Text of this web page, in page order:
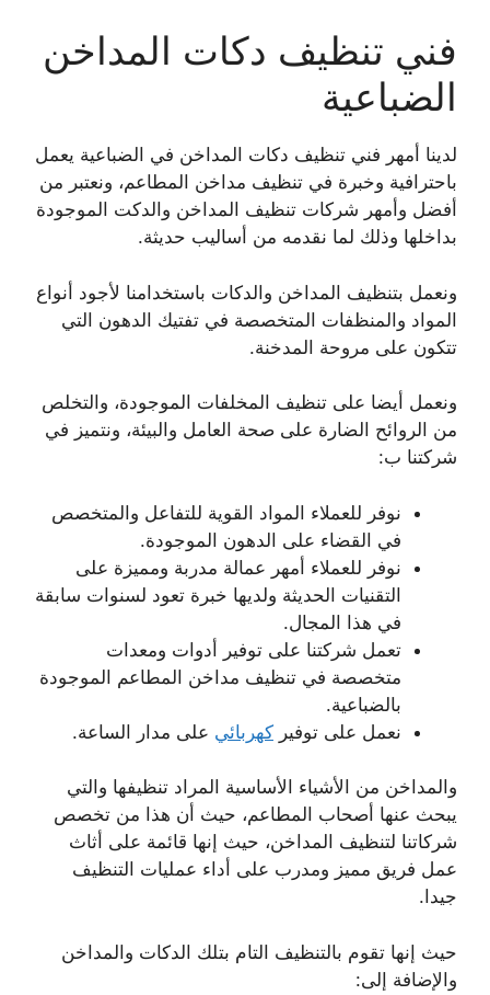
فني تنظيف دكات المداخن
الضباعية
لدينا أمهر فني تنظيف دكات المداخن في الضباعية يعمل
باحترافية وخبرة في تنظيف مداخن المطاعم، ونعتبر من
أفضل وأمهر شركات تنظيف المداخن والدكت الموجودة
بداخلها وذلك لما نقدمه من أساليب حديثة.
ونعمل بتنظيف المداخن والدكات باستخدامنا لأجود أنواع
المواد والمنظفات المتخصصة في تفتيك الدهون التي
تتكون على مروحة المدخنة.
ونعمل أيضا على تنظيف المخلفات الموجودة، والتخلص
من الروائح الضارة على صحة العامل والبيئة، ونتميز في
شركتنا ب:
نوفر للعملاء المواد القوية للتفاعل والمتخصص
في القضاء على الدهون الموجودة.
نوفر للعملاء أمهر عمالة مدربة ومميزة على
التقنيات الحديثة ولديها خبرة تعود لسنوات سابقة
في هذا المجال.
تعمل شركتنا على توفير أدوات ومعدات
متخصصة في تنظيف مداخن المطاعم الموجودة
بالضباعية.
نعمل على توفير كهربائي على مدار الساعة.
والمداخن من الأشياء الأساسية المراد تنظيفها والتي
يبحث عنها أصحاب المطاعم، حيث أن هذا من تخصص
شركاتنا لتنظيف المداخن، حيث إنها قائمة على أثاث
عمل فريق مميز ومدرب على أداء عمليات التنظيف
جيدا.
حيث إنها تقوم بالتنظيف التام بتلك الدكات والمداخن
والإضافة إلى: